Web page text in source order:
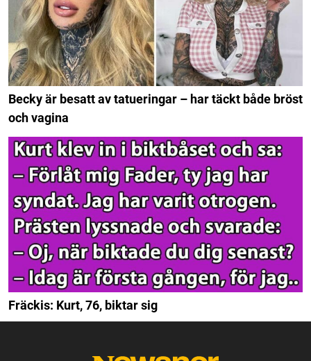
Becky är besatt av tatueringar – har täckt både bröst
och vagina
Fräckis: Kurt, 76, biktar sig